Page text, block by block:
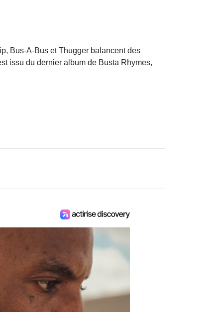
Bus-A-Bus et Thugger balancent des
issu du dernier album de Busta Rhymes,